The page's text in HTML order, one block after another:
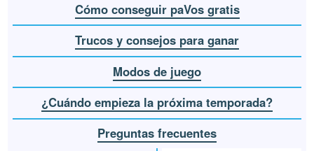
Cómo conseguir paVos gratis
Trucos y consejos para ganar
Modos de juego
¿Cuándo empieza la próxima temporada?
Preguntas frecuentes